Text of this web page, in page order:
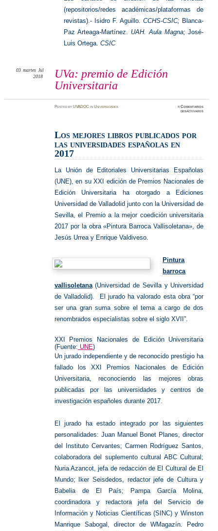
(repositorios/redes académicas/plataformas de
revistas).- Isidro F. Aguillo.CCHS-CSIC; Blanca-
Paz Arteaga-Martínez. UAH. Aula Magna;José-
Luis Ortega.CSIC
UVa: premio de Edición
Universitaria
03 martes Jul
2018
PostedbyUVADOC inUniversidades ≈Comentarios
desactivadosen
Los mejores libros publicados por
las universidades españolas en
2017
La Unión de Editoriales Universitarias Españolas
(UNE), en su XXI edición de Premios Nacionales de
Edición Universitaria
ha otorgado a Ediciones
Universidad de Valladolid junto con la Universidad de
Sevilla, el Premio a la mejor coedición universitaria
2017 por la obra «Pintura Barroca Vallisoletana», de
Jesús Urrea y Enrique Valdiveso.
Pintura
barroca
vallisoletana (Universidad de Sevilla y Universidad
de Valladolid). El jurado ha valorado esta obra “por
ser una gran suma sobre el tema a cargo de dos
renombrados especialistas sobre el siglo XVII”.
XXI Premios Nacionales de Edición Universitaria
(Fuente: UNE)
Un jurado independiente y de reconocido prestigio ha
fallado los XXI Premios Nacionales de Edición
Universitaria, reconociendo las mejores obras
publicadas por las universidades y centros de
investigación españoles durante 2017.
El jurado ha estado integrado por las siguientes
personalidades: Juan Manuel Bonet Planes, director
del Instituto Cervantes; Carmen Rodríguez Santos,
colaboradora del suplemento cultural ABC Cultural;
Nuria Azancot, jefa de redacción de El Cultural de El
Mundo; Iker Seisdedos, redactor jefe de Cultura y
Babelia de El País; Pampa García Molina,
coordinadora y redactora jefa del Servicio de
Información y Noticias Científicas (SINC) y Winston
Manrique Sabogal, director de WMagazín. Pedro